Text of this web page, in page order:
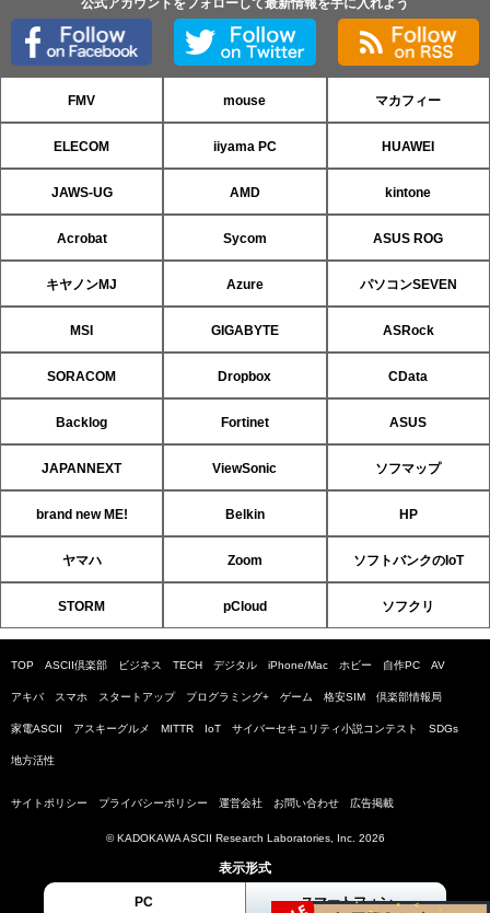
公式アカウントをフォローして最新情報を手に入れよう
FMV mouse マカフィー
ELECOM iiyama PC HUAWEI
JAWS-UG AMD kintone
Acrobat Sycom ASUS ROG
キヤノンMJ Azure パソコンSEVEN
MSI GIGABYTE ASRock
SORACOM Dropbox CData
Backlog Fortinet ASUS
JAPANNEXT ViewSonic ソフマップ
brand new ME! Belkin HP
ヤマハ Zoom ソフトバンクのIoT
STORM pCloud ソフクリ
TOP ASCII倶楽部 ビジネス TECH デジタル iPhone/Mac ホビー 自作PC AV
アキバ スマホ スタートアップ プログラミング+ ゲーム 格安SIM 倶楽部情報局
家電ASCII アスキーグルメ MITTR IoT サイバーセキュリティ小説コンテスト SDGs
地方活性
サイトポリシー プライバシーポリシー 運営会社 お問い合わせ 広告掲載
© KADOKAWA ASCII Research Laboratories, Inc. 2026
表示形式
PC スマートフォン